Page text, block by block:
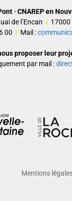
· CNAREP en
de l’Encan I 17000
00 I Mail :
proposer leur
par mail :
Mentions